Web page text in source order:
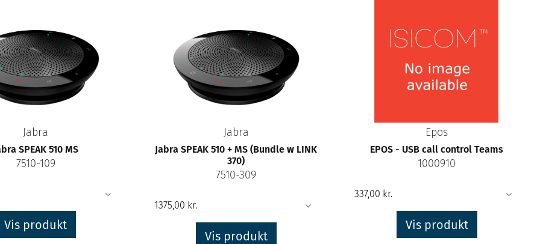
Jabra
SPEAK 510 MS
7510-109
Vis produkt
Jabra
Jabra SPEAK 510 + MS (Bundle w LINK
370)
7510-309
Vis produkt
Epos
EPOS - USB call control Teams
1000910
Vis produkt